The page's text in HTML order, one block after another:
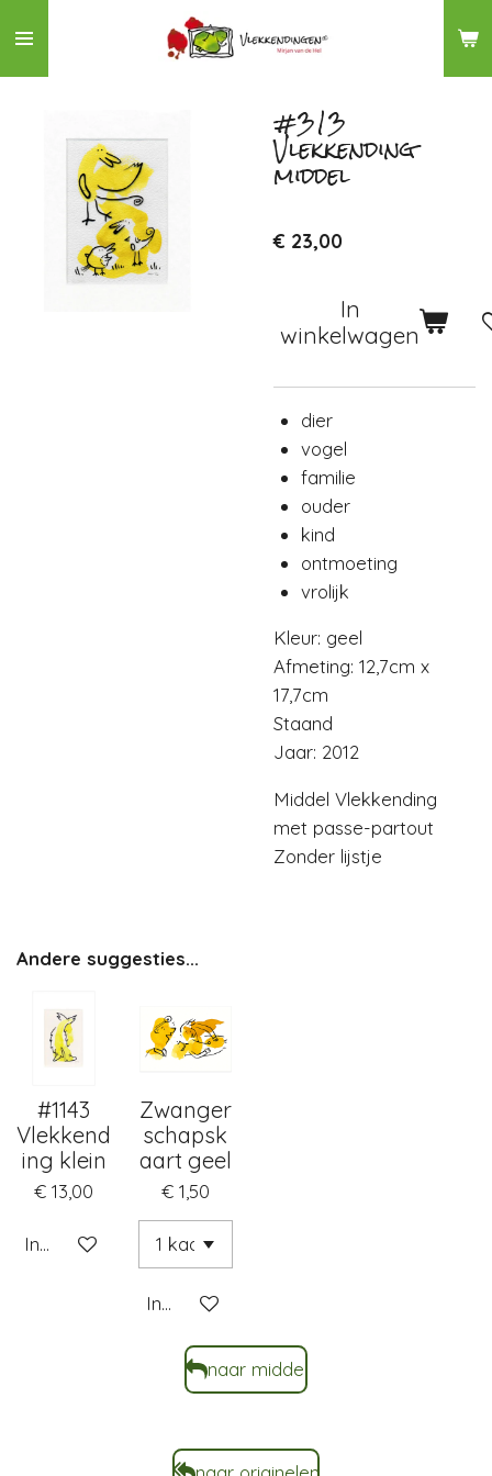
direct
naar
hoofdinhoud
#313
Vlekkending
middel
€ 23,00
In
winkelwagen
dier
vogel
familie
ouder
kind
ontmoeting
vrolijk
Kleur: geel
Afmeting: 12,7cm x
17,7cm
Staand
Jaar: 2012
Middel Vlekkending
met passe-partout
Zonder lijstje
Andere suggesties...
#1143
Vlekkend
ing klein
€ 13,00
In winkelwagen
Zwanger
schapsk
aart geel
€ 1,50
In winkelwagen
naar middel